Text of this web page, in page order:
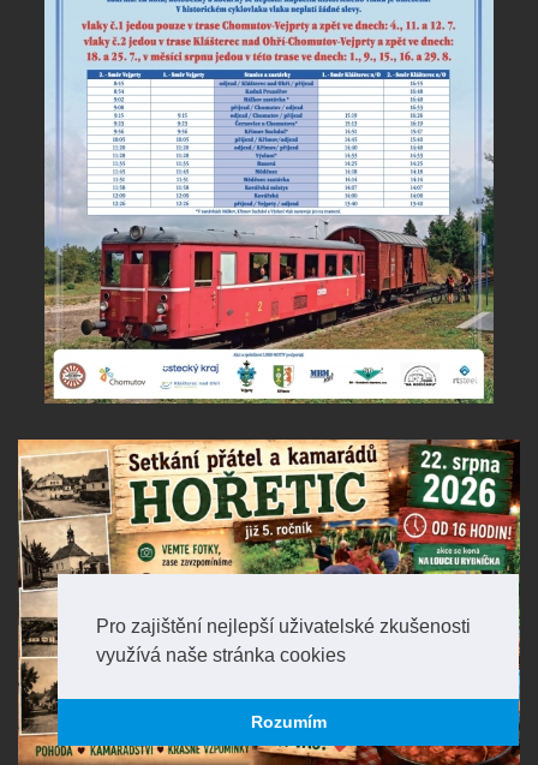
Pro zajištění nejlepší uživatelské zkušenosti
využívá naše stránka cookies
Rozumím